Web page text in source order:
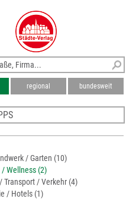
regional bundesweit
Doberan
Güstrow
Rostock
/ Garten (10)
Wellness (2)
Transport / Verkehr (4)
/ Hotels (1)